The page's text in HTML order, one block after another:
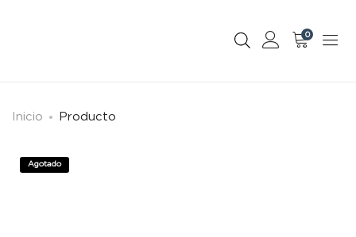
0
Inicio Producto
Agotado